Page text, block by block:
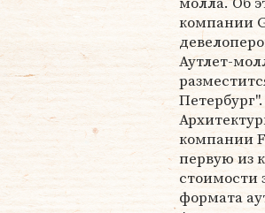
компании
Аутлет-
компании
первую из
стоимости
формата